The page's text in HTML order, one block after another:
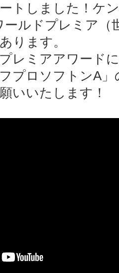
トしました！ケ
ールドプレミア
ります。
レミアアワード
プロソフトンA
いいたします！